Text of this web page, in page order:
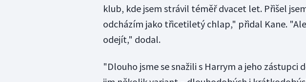
klub, kde jsem strávil téměř dvacet let. Přišel
odcházím jako třicetiletý chlap," přidal Kane.
odejít," dodal.
"Dlouho jsme se snažili s Harrym a jeho